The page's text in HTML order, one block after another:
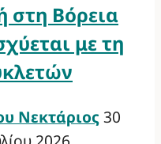
στη Βόρεια
με τη
Νεκτάριος 30